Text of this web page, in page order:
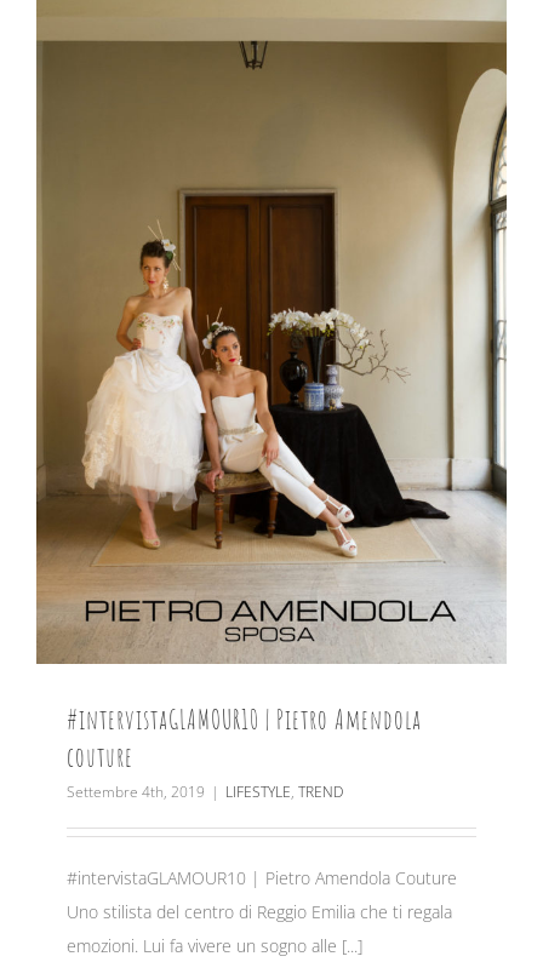
#intervistaGLAMOUR10 | Pietro Amendola
couture
Settembre 4th, 2019 | LIFESTYLE, TREND
#intervistaGLAMOUR10 | Pietro Amendola Couture
Uno stilista del centro di Reggio Emilia che ti regala
emozioni. Lui fa vivere un sogno alle [...]